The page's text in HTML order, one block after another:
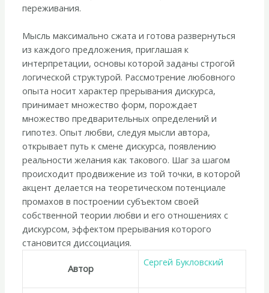
переживания.
Мысль максимально сжата и готова развернуться
из каждого предложения, приглашая к
интерпретации, основы которой заданы строгой
логической структурой. Рассмотрение любовного
опыта носит характер прерывания дискурса,
принимает множество форм, порождает
множество предварительных определений и
гипотез. Опыт любви, следуя мысли автора,
открывает путь к смене дискурса, появлению
реальности желания как такового. Шаг за шагом
происходит продвижение из той точки, в которой
акцент делается на теоретическом потенциале
промахов в построении субъектом своей
собственной теории любви и его отношениях с
дискурсом, эффектом прерывания которого
становится диссоциация.
Автор
Сергей Букловский